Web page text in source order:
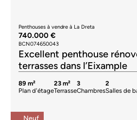
Penthouses à vendre à La Dreta
740.000 €
BCN074650043
Excellent penthouse
terrasses dans l’Eixample
89 m²
Plan d'étage
23 m²
Terrasse
3
Chambres
2
Salles de
Neuf